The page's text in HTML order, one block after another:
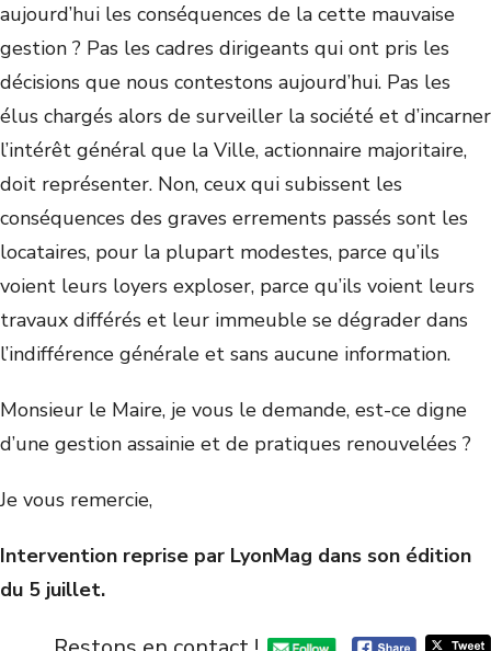
aujourd’hui les conséquences de la cette mauvaise
gestion ? Pas les cadres dirigeants qui ont pris les
décisions que nous contestons aujourd’hui. Pas les
élus chargés alors de surveiller la société et d’incarner
l’intérêt général que la Ville, actionnaire majoritaire,
doit représenter. Non, ceux qui subissent les
conséquences des graves errements passés sont les
locataires, pour la plupart modestes, parce qu’ils
voient leurs loyers exploser, parce qu’ils voient leurs
travaux différés et leur immeuble se dégrader dans
l’indifférence générale et sans aucune information.
Monsieur le Maire, je vous le demande, est-ce digne
d’une gestion assainie et de pratiques renouvelées ?
Je vous remercie,
Intervention reprise par LyonMag dans son édition
du 5 juillet.